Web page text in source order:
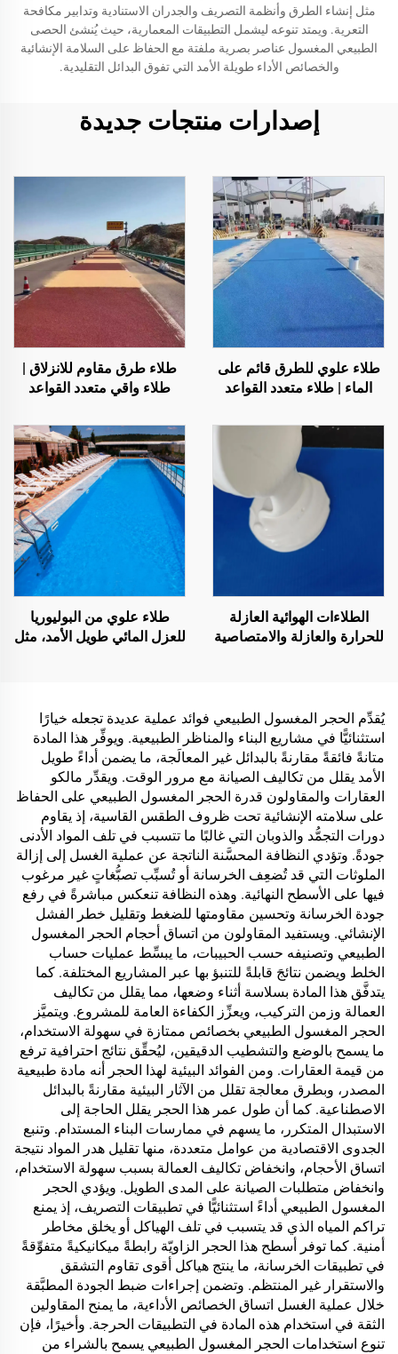
مثل إنشاء الطرق وأنظمة التصريف والجدران الاستنادية وتدابير مكافحة
التعرية. ويمتد تنوعه ليشمل التطبيقات المعمارية، حيث يُنشئ الحصى
الطبيعي المغسول عناصر بصرية ملفتة مع الحفاظ على السلامة الإنشائية
والخصائص الأداء طويلة الأمد التي تفوق البدائل التقليدية.
إصدارات منتجات جديدة
طلاء علوي للطرق قائم على
الماء | طلاء متعدد القواعد
والخارجية
طلاء طرق مقاوم للانزلاق |
طلاء واقي متعدد القواعد
الطلاءات الهوائية العازلة
للحرارة والعازلة والامتصاصية
المشمسة، والجدران
الخارجية، والجدران الداخلية،
والجدران الفاصلة، وغرف
النوم، وقاعات الاجتماعات،
والفصل الدراسية، وقاعات
الكاريوكي (KTV)، والمرائب
تحت الأرض، وقاعات السينما
المنزلية تحت الأرض، والأنفاق
طلاء علوي من البوليوريا
للعزل المائي طويل الأمد، مثل
يُقدِّم الحجر المغسول الطبيعي فوائد عملية عديدة تجعله خيارًا
استثنائيًّا في مشاريع البناء والمناظر الطبيعية. ويوفِّر هذا المادة
متانةً فائقةً مقارنةً بالبدائل غير المعالَجة، ما يضمن أداءً طويل
الأمد يقلل من تكاليف الصيانة مع مرور الوقت. ويقدِّر مالكو
العقارات والمقاولون قدرة الحجر المغسول الطبيعي على الحفاظ
على سلامته الإنشائية تحت ظروف الطقس القاسية، إذ يقاوم
دورات التجمُّد والذوبان التي غالبًا ما تتسبب في تلف المواد الأدنى
جودةً. وتؤدي النظافة المحسَّنة الناتجة عن عملية الغسل إلى إزالة
الملوثات التي قد تُضعِف الخرسانة أو تُسبِّب تصبُّغاتٍ غير مرغوب
فيها على الأسطح النهائية. وهذه النظافة تنعكس مباشرةً في رفع
جودة الخرسانة وتحسين مقاومتها للضغط وتقليل خطر الفشل
الإنشائي. ويستفيد المقاولون من اتساق أحجام الحجر المغسول
الطبيعي وتصنيفه حسب الحبيبات، ما يبسِّط عمليات حساب
الخلط ويضمن نتائجَ قابلةً للتنبؤ بها عبر المشاريع المختلفة. كما
يتدفَّق هذا المادة بسلاسة أثناء وضعها، مما يقلل من تكاليف
العمالة وزمن التركيب، ويعزِّز الكفاءة العامة للمشروع. ويتميَّز
الحجر المغسول الطبيعي بخصائص ممتازة في سهولة الاستخدام،
ما يسمح بالوضع والتشطيب الدقيقين، ليُحقِّق نتائج احترافية ترفع
من قيمة العقارات. ومن الفوائد البيئية لهذا الحجر أنه مادة طبيعية
المصدر، وبطرق معالجة تقلل من الآثار البيئية مقارنةً بالبدائل
الاصطناعية. كما أن طول عمر هذا الحجر يقلل الحاجة إلى
الاستبدال المتكرر، ما يسهم في ممارسات البناء المستدام. وتنبع
الجدوى الاقتصادية من عوامل متعددة، منها تقليل هدر المواد نتيجة
اتساق الأحجام، وانخفاض تكاليف العمالة بسبب سهولة الاستخدام،
وانخفاض متطلبات الصيانة على المدى الطويل. ويؤدي الحجر
المغسول الطبيعي أداءً استثنائيًّا في تطبيقات التصريف، إذ يمنع
تراكم المياه الذي قد يتسبب في تلف الهياكل أو يخلق مخاطر
أمنية. كما توفر أسطح هذا الحجر الزاويّة رابطةً ميكانيكيةً متفوِّقةً
في تطبيقات الخرسانة، ما ينتج هياكل أقوى تقاوم التشقق
والاستقرار غير المنتظم. وتضمن إجراءات ضبط الجودة المطبَّقة
خلال عملية الغسل اتساق الخصائص الأداءية، ما يمنح المقاولين
الثقة في استخدام هذه المادة في التطبيقات الحرجة. وأخيرًا، فإن
تنوع استخدامات الحجر المغسول الطبيعي يسمح بالشراء من